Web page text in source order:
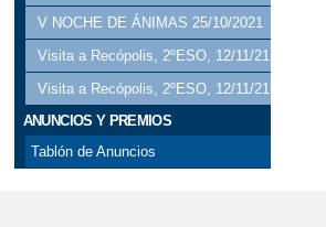
V NOCHE DE ÁNIMAS 25/10/2021
Visita a Recópolis, 2ºESO, 12/11/21
Visita a Recópolis, 2ºESO, 12/11/21
ANUNCIOS Y PREMIOS
Tablón de Anuncios